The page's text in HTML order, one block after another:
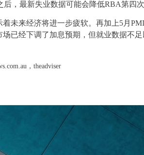
，最新失业数据可能会降低RBA第四次
未来经济将进一步疲软。再加上5月
已经下调了加息预期，但就业数据不
，theadviser